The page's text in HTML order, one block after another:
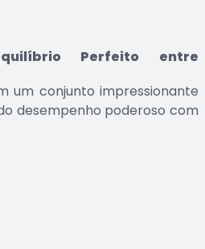
Perfeito entre
um conjunto impressionante
desempenho poderoso com